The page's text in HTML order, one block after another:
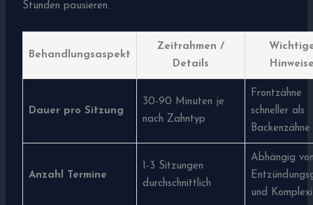
Stunden pausieren.
Behandlungsaspekt
Zeitrahmen /
Details
Dauer pro Sitzung
30-90 Minuten je
nach Zahntyp
Frontzähne
schneller als
Backenzähne
Anzahl Termine
1-3 Sitzungen
durchschnittlich
Abhängig
und